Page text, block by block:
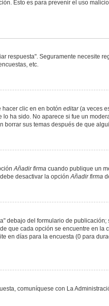
Esto es para prevenir el uso
respuesta". Seguramente necesite
etc.
clic en en botón editar(a veces
ha sido. No aparece si fue un
sus temas después de que
Añadir firma cuando publique un
desactivar la opciónAñadir firma
debajo del formulario de
que cada opción se encuentre en la
en días para la encuesta (0 para
comuníquese con La